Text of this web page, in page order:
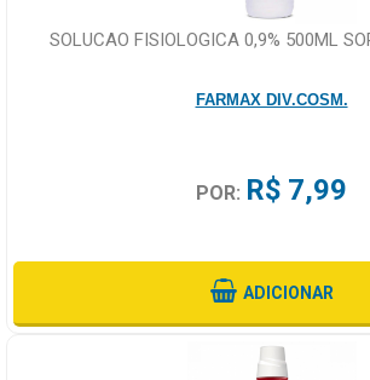
SOLUCAO FISIOLOGICA 0,9% 500ML
FARMAX DIV.COSM.
POR: R$ 7,99
ADICIONAR